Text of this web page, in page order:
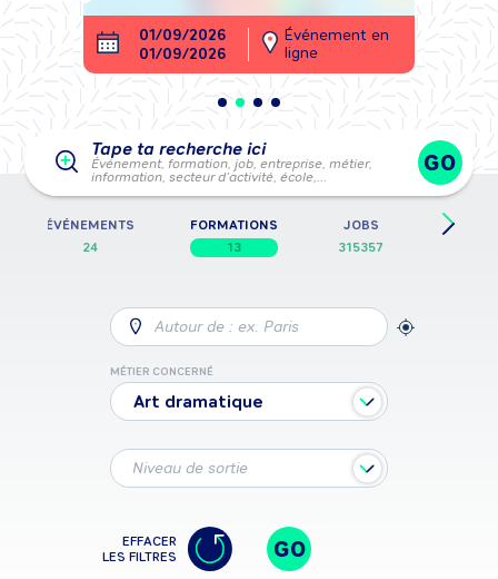
01/09/2026
01/09/2026
Événement en
ligne
Tape ta recherche ici
Événement, formation, job, entreprise, métier,
information, secteur d’activité, école,…
GO
ÉVÉNEMENTS
24
FORMATIONS
13
JOBS
315357
FICHES
EFFACER
LES FILTRES
Autour de : ex. Paris
MÉTIER CONCERNÉ
Art dramatique
Niveau de sortie
GO